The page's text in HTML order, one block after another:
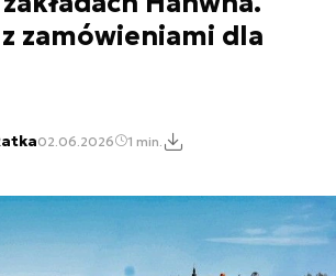
zamówieniami dla
02.06.2026 1 min.